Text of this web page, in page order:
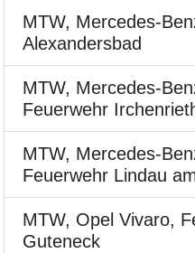
MTW, Mercedes-
Alexandersbad
MTW, Mercedes-
Feuerwehr
MTW, Mercedes-
Feuerwehr Lindau
MTW, Opel Vivaro,
Guteneck